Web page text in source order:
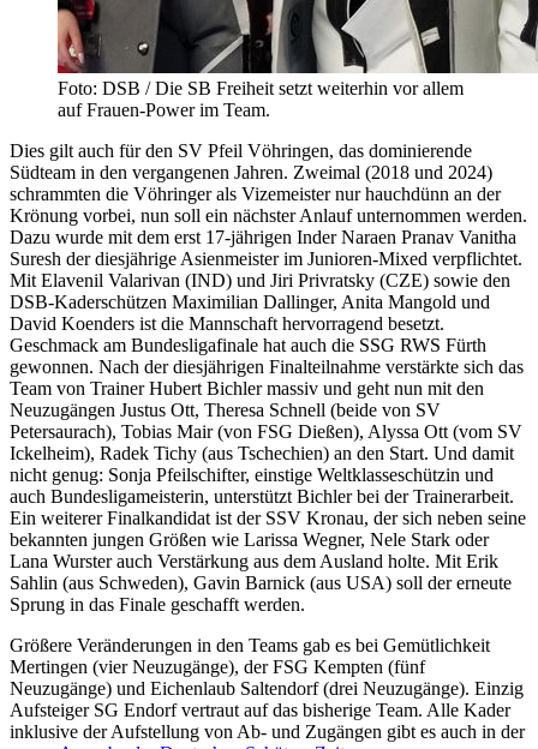
Foto: DSB / Die SB Freiheit setzt weiterhin vor allem
auf Frauen-Power im Team.
Dies gilt auch für den SV Pfeil Vöhringen, das dominierende
Südteam in den vergangenen Jahren. Zweimal (2018 und 2024)
schrammten die Vöhringer als Vizemeister nur hauchdünn an der
Krönung vorbei, nun soll ein nächster Anlauf unternommen werden.
Dazu wurde mit dem erst 17-jährigen Inder Naraen Pranav Vanitha
Suresh der diesjährige Asienmeister im Junioren-Mixed verpflichtet.
Mit Elavenil Valarivan (IND) und Jiri Privratsky (CZE) sowie den
DSB-Kaderschützen Maximilian Dallinger, Anita Mangold und
David Koenders ist die Mannschaft hervorragend besetzt.
Geschmack am Bundesligafinale hat auch die SSG RWS Fürth
gewonnen. Nach der diesjährigen Finalteilnahme verstärkte sich das
Team von Trainer Hubert Bichler massiv und geht nun mit den
Neuzugängen Justus Ott, Theresa Schnell (beide von SV
Petersaurach), Tobias Mair (von FSG Dießen), Alyssa Ott (vom SV
Ickelheim), Radek Tichy (aus Tschechien) an den Start. Und damit
nicht genug: Sonja Pfeilschifter, einstige Weltklasseschützin und
auch Bundesligameisterin, unterstützt Bichler bei der Trainerarbeit.
Ein weiterer Finalkandidat ist der SSV Kronau, der sich neben seine
bekannten jungen Größen wie Larissa Wegner, Nele Stark oder
Lana Wurster auch Verstärkung aus dem Ausland holte. Mit Erik
Sahlin (aus Schweden), Gavin Barnick (aus USA) soll der erneute
Sprung in das Finale geschafft werden.
Größere Veränderungen in den Teams gab es bei Gemütlichkeit
Mertingen (vier Neuzugänge), der FSG Kempten (fünf
Neuzugänge) und Eichenlaub Saltendorf (drei Neuzugänge). Einzig
Aufsteiger SG Endorf vertraut auf das bisherige Team. Alle Kader
inklusive der Aufstellung von Ab- und Zugängen gibt es auch in der